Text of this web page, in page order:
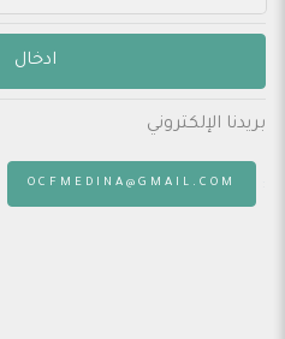
ادخال
بريدنا الإلكتروني
OCFMEDINA@GMAIL.COM